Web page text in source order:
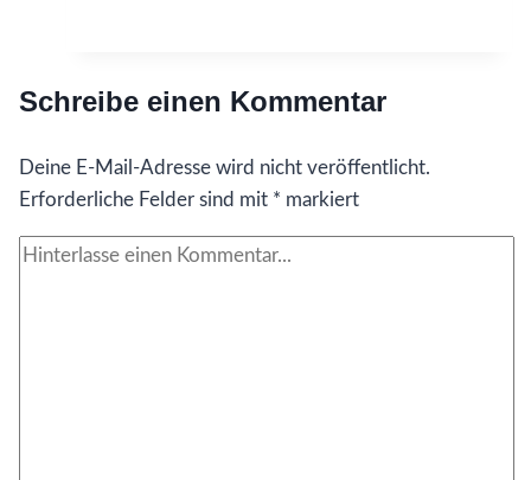
früher
hätte…
über
meine
verzerrte
Schreibe einen Kommentar
Deine E-Mail-Adresse wird nicht veröffentlicht.
Erforderliche Felder sind mit * markiert